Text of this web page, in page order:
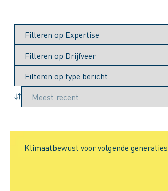
Klimaatbewust voor volgende generaties